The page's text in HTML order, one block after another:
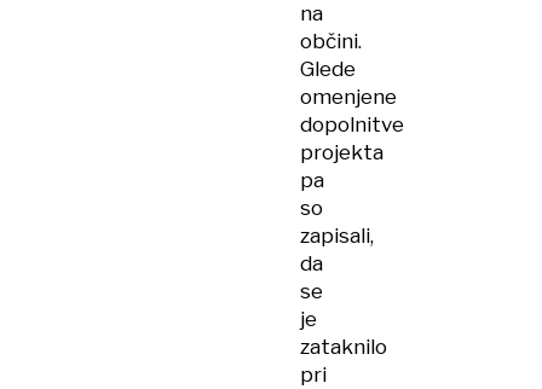
na
občini.
Glede
omenjene
dopolnitve
projekta
pa
so
zapisali,
da
se
je
zataknilo
pri